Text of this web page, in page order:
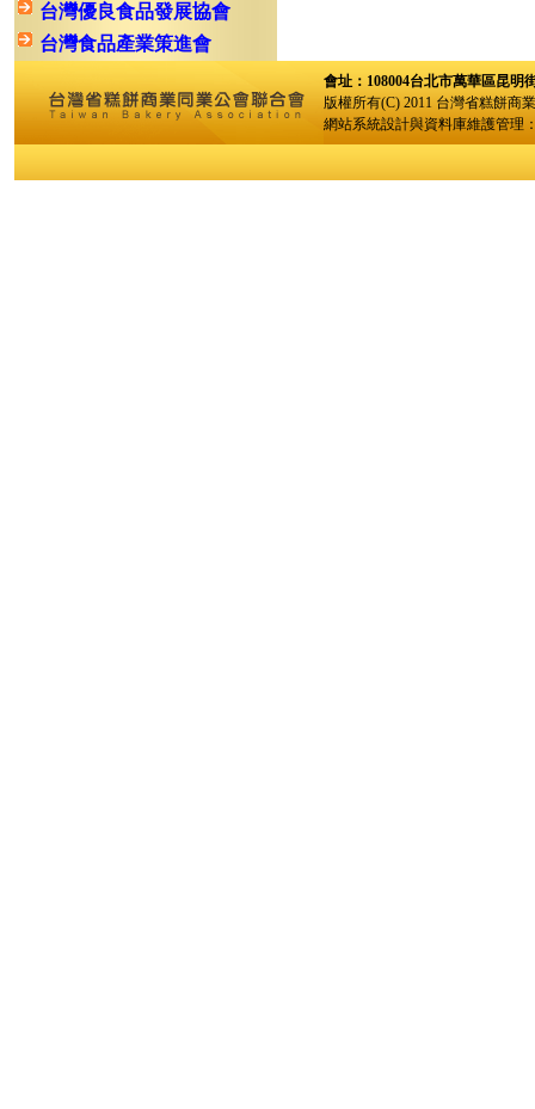
台灣優良食品發展協會
台灣食品產業策進會
會址：108004台北市萬華區昆明
版權所有(C) 2011 台灣省糕餅商
網站系統設計與資料庫維護管理